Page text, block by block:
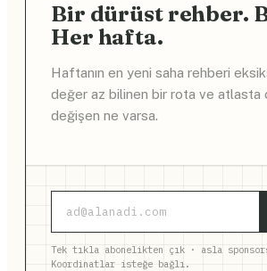
Bir dürüst rehber.
Her hafta.
Haftanın en yeni saha rehberi
değer az bilinen bir rota ve atlasta
değişen ne varsa.
Tek tıkla abonelikten çık · asla
Koordinatlar isteğe bağlı.